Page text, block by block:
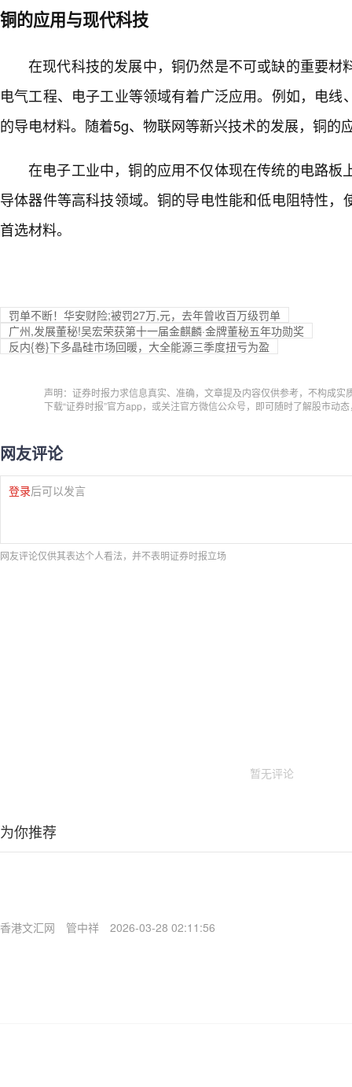
铜的应用与现代科技
在现代科技的发展中，铜仍然是不可或缺的重要材
电气工程、电子工业等领域有着广泛应用。例如，电线
的导电材料。随着5g、物联网等新兴技术的发展，铜的
在电子工业中，铜的应用不仅体现在传统的电路板
导体器件等高科技领域。铜的导电性能和低电阻特性，
首选材料。
罚单不断！华安财险;被罚27万,元，去年曾收百万级罚单
广州,发展董秘!吴宏荣获第十一届金麒麟·金牌董秘五年功勋奖
反内{卷}下多晶硅市场回暖，大全能源三季度扭亏为盈
声明：证券时报力求信息真实、准确，文章提及内容仅供参考，不构成实
下载“证券时报”官方app，或关注官方微信公众号，即可随时了解股市动
网友评论
登录后可以发言
网友评论仅供其表达个人看法，并不表明证券时报立场
暂无评论
为你推荐
香港文汇网 管中祥 2026-03-28 02:11:56